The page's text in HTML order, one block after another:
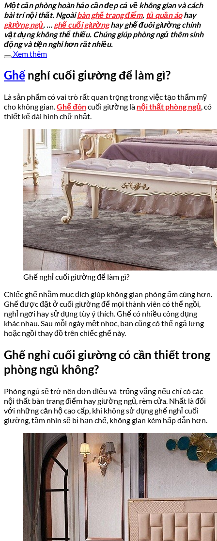
Một căn phòng hoàn hảo cần đẹp cả về không gian và cách
bài trí nội thất. Ngoàibàn ghế trang điểm, tủ quần áohay
giường ngủ, … ghế cuối giườnghay ghế đuôi giường chính
vật dụng không thể thiếu. Chúng giúp phòng ngủ thêm sinh
động và tiện nghi hơn rất nhiều.
Xem thêm
Ghếnghỉ cuối giường để làm gì?
Là sản phẩm có vai trò rất quan trọng trong việc tạo thẩm mỹ
cho không gian.Ghế đôncuối giường là nội thất phòng ngủ, có
thiết kế dài hình chữ nhật.
Ghế nghỉ cuối giường để làm gì?
Chiếc ghế nhằm mục đích giúp không gian phòng ấm cúng hơn.
Ghế được đặt ở cuối giường để mọi thành viên có thể ngồi,
nghỉ ngơi hay sử dụng tùy ý thích. Ghế có nhiều công dụng
khác nhau. Sau mỗi ngày mệt nhọc, bạn cũng có thể ngả lưng
hoặc ngồi thay đồ trên chiếc ghế này.
Ghế nghỉ cuối giường có cần thiết trong
phòng ngủ không?
Phòng ngủ sẽ trở nên đơn điệu và trống vắng nếu chỉ có các
nội thất bàn trang điểm hay giường ngủ, rèm cửa. Nhất là đối
với những căn hộ cao cấp, khi không sử dụng ghế nghỉ cuối
giường, tầm nhìn sẽ bị hạn chế, không gian kém hấp dẫn hơn.